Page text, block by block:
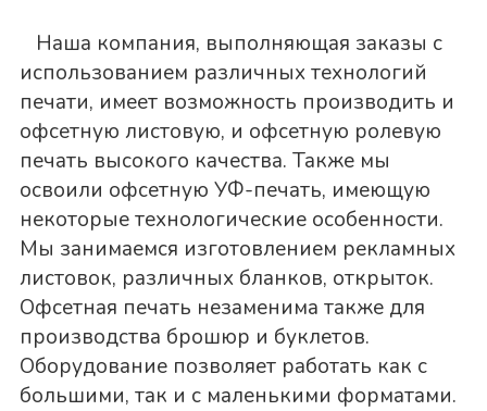
Наша компания, выполняющая заказы с
использованием различных технологий
печати, имеет возможность производить и
офсетную листовую, и офсетную ролевую
печать высокого качества. Также мы
освоили офсетную УФ-печать, имеющую
некоторые технологические особенности.
Мы занимаемся изготовлением рекламных
листовок, различных бланков, открыток.
Офсетная печать незаменима также для
производства брошюр и буклетов.
Оборудование позволяет работать как с
большими, так и с маленькими форматами.